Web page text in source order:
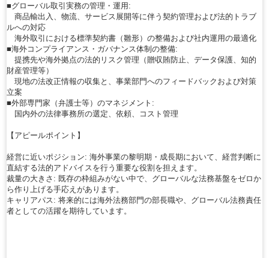
■グローバル取引実務の管理・運用:
商品輸出入、物流、サービス展開等に伴う契約管理および法的トラブ
ルへの対応
海外取引における標準契約書（雛形）の整備および社内運用の最適化
■海外コンプライアンス・ガバナンス体制の整備:
提携先や海外拠点の法的リスク管理（贈収賄防止、データ保護、知的
財産管理等）
現地の法改正情報の収集と、事業部門へのフィードバックおよび対策
立案
■外部専門家（弁護士等）のマネジメント:
国内外の法律事務所の選定、依頼、コスト管理
【アピールポイント】
経営に近いポジション: 海外事業の黎明期・成長期において、経営判断に
直結する法的アドバイスを行う重要な役割を担えます。
裁量の大きさ: 既存の枠組みがない中で、グローバルな法務基盤をゼロか
ら作り上げる手応えがあります。
キャリアパス: 将来的には海外法務部門の部長職や、グローバル法務責任
者としての活躍を期待しています。